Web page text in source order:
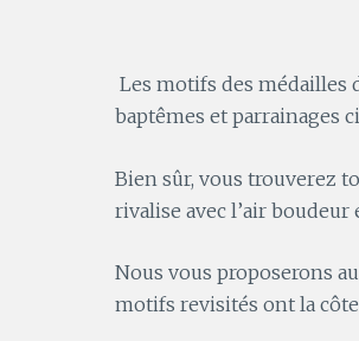
Les motifs des médailles
baptêmes et parrainages
Bien sûr, vous trouverez
rivalise avec l’air boudeur
Nous vous proposerons
motifs revisités ont la